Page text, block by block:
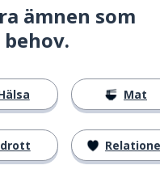
ämnen som
Mat